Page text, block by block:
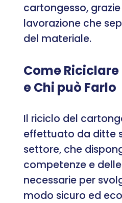
cartongesso,
lavorazione che
del materiale.
Come
e Chi può Farlo
Il riciclo del
effettuato da ditte
settore, che
competenze e
necessarie per
modo sicuro ed